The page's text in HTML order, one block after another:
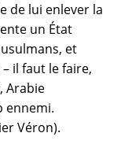
de lui enlever la
un État
et
il faut le faire,
Arabie
ennemi.
Véron).